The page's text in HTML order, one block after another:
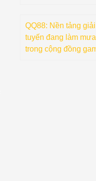
QQ88: Nền tảng
tuyến đang làm
trong cộng đồng